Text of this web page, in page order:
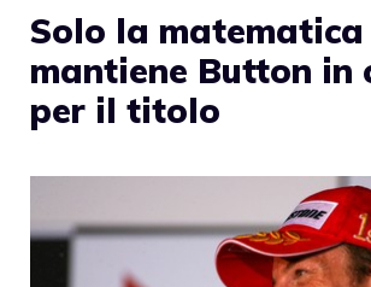
Solo la matematica
mantiene Button in
per il titolo